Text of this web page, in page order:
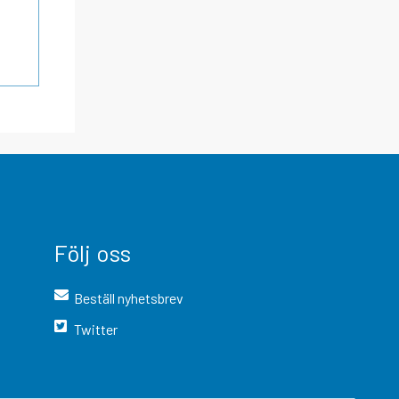
Följ oss
Beställ nyhetsbrev
Twitter